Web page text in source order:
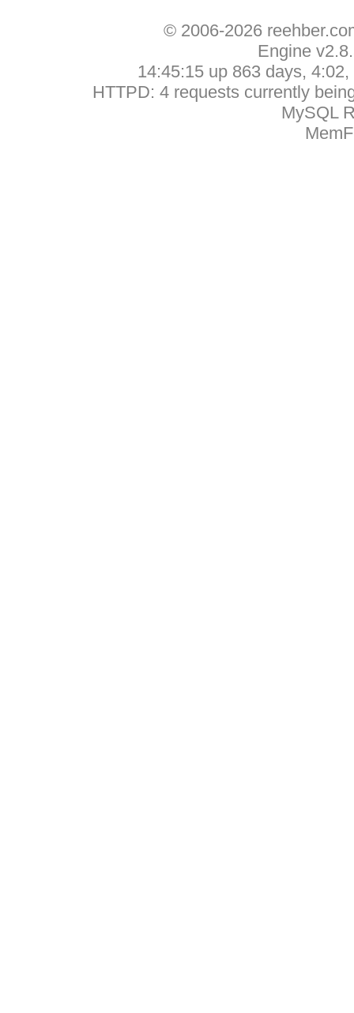
© 2006-2026
Engine
14:45:15 up 863 days,
HTTPD: 4 requests currently
MySQL